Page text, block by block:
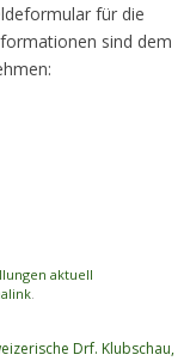
für die
sind dem
aktuell
.
Drf. Klubschau,